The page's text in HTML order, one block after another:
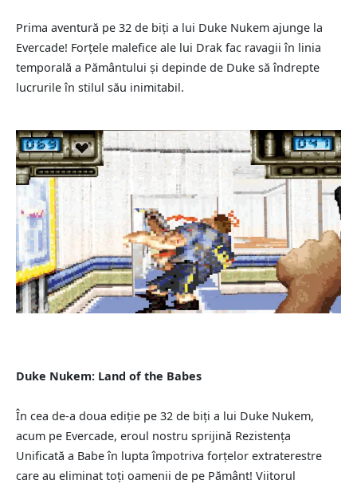
Prima aventură pe 32 de biți a lui Duke Nukem ajunge la
Evercade! Forțele malefice ale lui Drak fac ravagii în linia
temporală a Pământului și depinde de Duke să îndrepte
lucrurile în stilul său inimitabil.
Duke Nukem: Land of the Babes
În cea de-a doua ediție pe 32 de biți a lui Duke Nukem,
acum pe Evercade, eroul nostru sprijină Rezistența
Unificată a Babe în lupta împotriva forțelor extraterestre
care au eliminat toți oamenii de pe Pământ! Viitorul